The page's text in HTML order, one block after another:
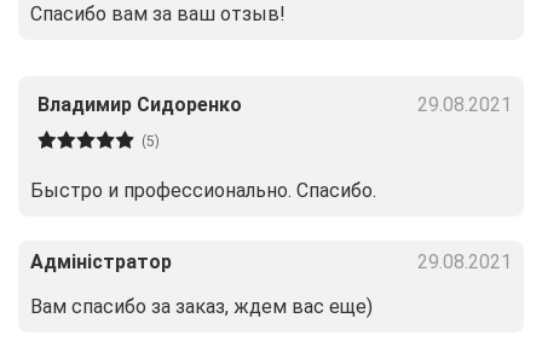
Спасибо вам за ваш отзыв!
Владимир Сидоренко 29.08.2021
(5)
Быстро и профессионально. Спасибо.
Адміністратор
29.08.2021
Вам спасибо за заказ, ждем вас еще)